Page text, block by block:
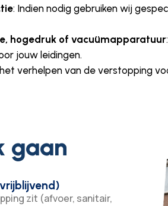
: Indien nodig gebruiken wij
hogedruk of vacuümapparatuur
jouw leidingen.
verhelpen van de verstopping
gaan
zit (afvoer, sanitair,